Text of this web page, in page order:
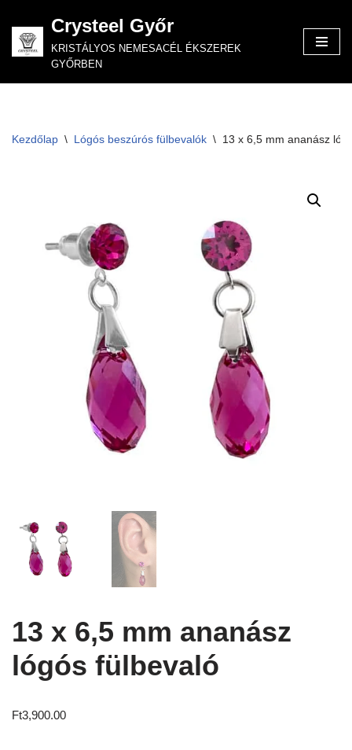
Skip
to
Crysteel Győr
KRISTÁLYOS NEMESACÉL ÉKSZEREK
GYŐRBEN
Kezdőlap \ Lógós beszúrós fülbevalók \ 13 x 6,5 mm ananász
13 x 6,5 mm ananász
lógós fülbevaló
Ft3,900.00